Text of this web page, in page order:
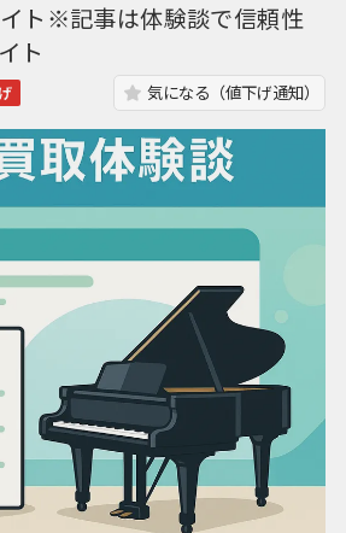
ト※記事は体験談で信頼性
ト
気になる（値下げ通知）